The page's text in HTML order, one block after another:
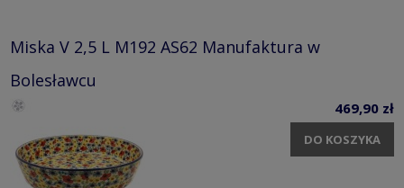
Miska V 2,5 L M192 AS62 Manufaktura w
Bolesławcu
469,90 zł
DO KOSZYKA